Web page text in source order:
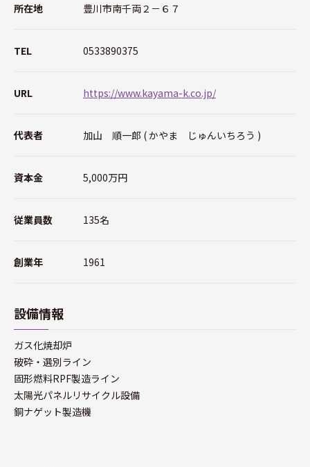
所在地 豊川市南千両２－６７
TEL 0533890375
URL https://www.kayama-k.co.jp/
代表者 加山 順一郎 ( かやま じゅんいちろう )
資本金 5,000万円
従業員数 135名
創業年 1961
設備情報
ガス化焼却炉
破砕・選別ライン
固形燃料RPF製造ライン
太陽光パネルリサイクル設備
銅ナゲット製造機